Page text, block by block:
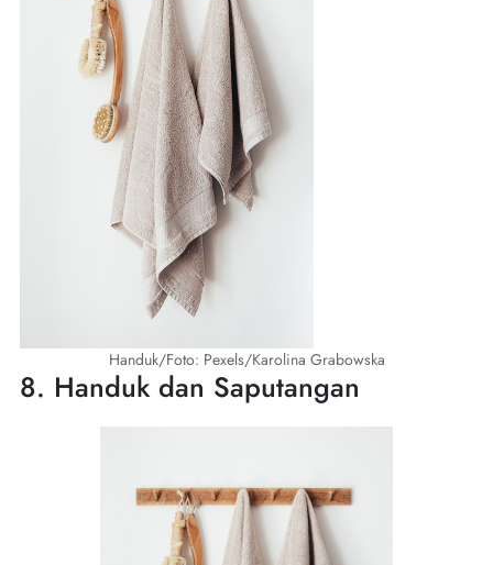
Handuk/Foto: Pexels/Karolina Grabowska
8. Handuk dan Saputangan